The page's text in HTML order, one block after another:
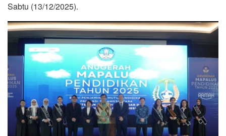
Sabtu (13/12/2025).